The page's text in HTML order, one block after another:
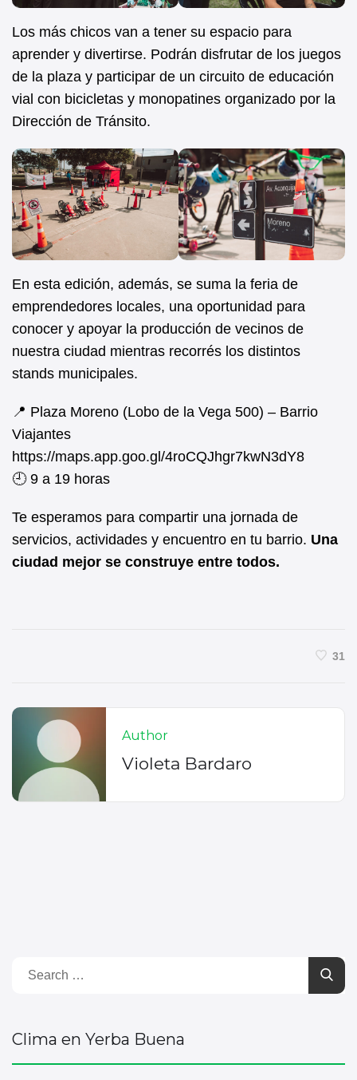
Los más chicos van a tener su espacio para
aprender y divertirse. Podrán disfrutar de los juegos
de la plaza y participar de un circuito de educación
vial con bicicletas y monopatines organizado por la
Dirección de Tránsito.
En esta edición, además, se suma la feria de
emprendedores locales, una oportunidad para
conocer y apoyar la producción de vecinos de
nuestra ciudad mientras recorrés los distintos
stands municipales.
📍 Plaza Moreno (Lobo de la Vega 500) – Barrio
Viajantes
https://maps.app.goo.gl/4roCQJhgr7kwN3dY8
🕘 9 a 19 horas
Te esperamos para compartir una jornada de
servicios, actividades y encuentro en tu barrio. Una
ciudad mejor se construye entre todos.
31
Author
Violeta Bardaro
Clima en Yerba Buena